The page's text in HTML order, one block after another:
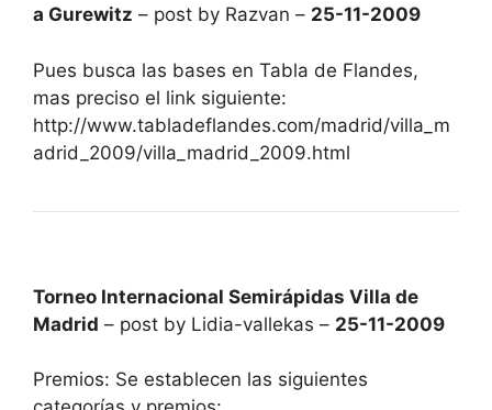
a Gurewitz – post by Razvan – 25-11-2009
Pues busca las bases en Tabla de Flandes,
mas preciso el link siguiente:
http://www.tabladeflandes.com/madrid/villa_m
adrid_2009/villa_madrid_2009.html
Torneo Internacional Semirápidas Villa de
Madrid – post by Lidia-vallekas – 25-11-2009
Premios: Se establecen las siguientes